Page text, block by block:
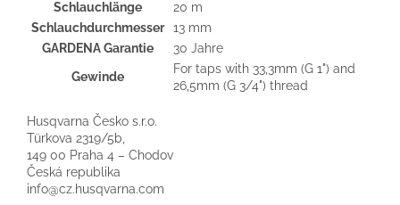
Schlauchlänge
20 m
Schlauchdurchmesser
13 mm
GARDENA Garantie
30 Jahre
Gewinde
For taps with 33,3mm (G 1") and
26,5mm (G 3/4") thread
Husqvarna Česko s.r.o.
Türkova 2319/5b,
149 00 Praha 4 – Chodov
Česká republika
info@cz.husqvarna.com